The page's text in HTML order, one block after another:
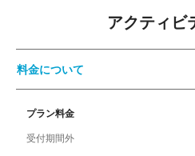
アクティビ
料金について
プラン料金
受付期間外